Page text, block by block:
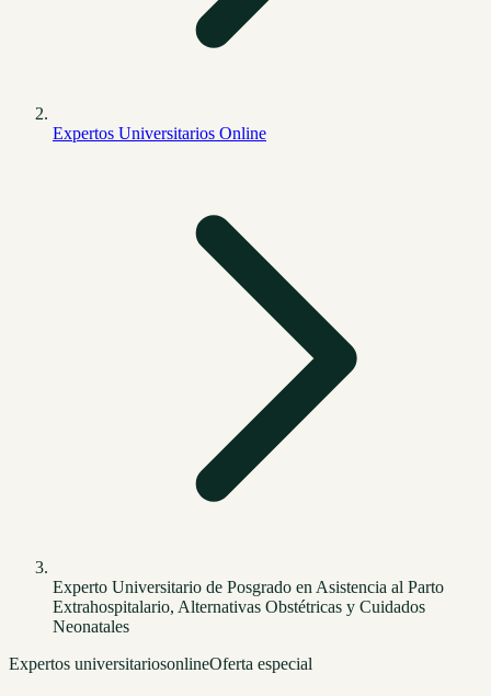
Expertos Universitarios Online
Experto Universitario de Posgrado en Asistencia al Parto
Extrahospitalario, Alternativas Obstétricas y Cuidados
Neonatales
Expertos universitariosonlineOferta especial